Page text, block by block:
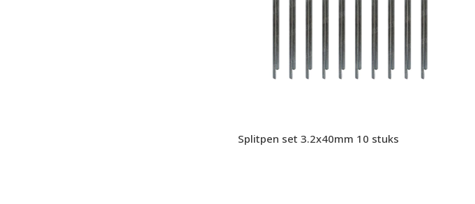
Splitpen set 3.2x40mm 10 stuks